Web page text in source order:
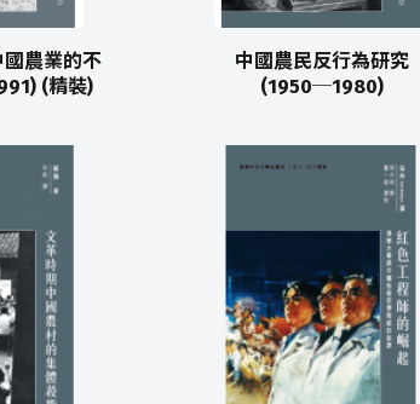
農業的不
(精裝)
中國農民反行為研究
(1950─1980)